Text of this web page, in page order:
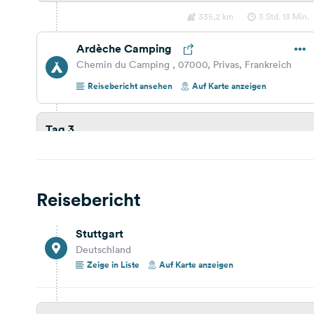
335,2 km 3 Std. 13 Min.
Ardèche Camping
Chemin du Camping , 07000, Privas, Frankreich
Reisebericht ansehen
Auf Karte anzeigen
Tag 3
Arles City Camping
Frankreich
Reisebericht ansehen
Tag 4
Reisebericht
Stuttgart
Deutschland
Zeige in Liste
Auf Karte anzeigen